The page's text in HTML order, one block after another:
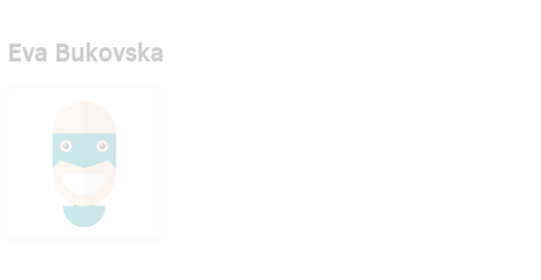
Eva Bukovska